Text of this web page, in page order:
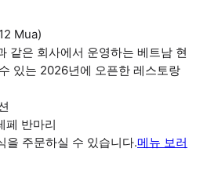
Mua)
같은 회사에서 운영하는 베트남 현
있는 2026년에 오픈한 레스토랑
페 반마리
을 주문하실 수 있습니다.메뉴 보러